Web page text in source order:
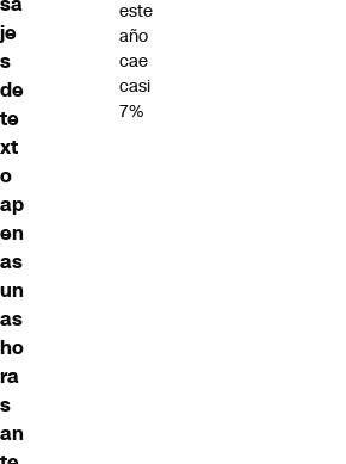
je
s
de
te
xt
o
ap
en
as
un
as
ho
ra
s
an
este
año
cae
casi
7%